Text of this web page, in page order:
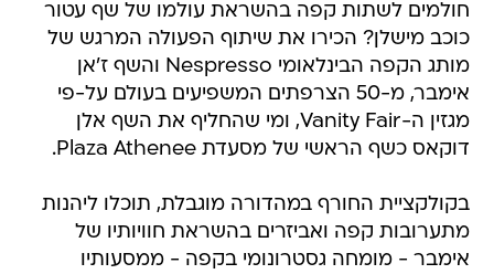
חולמים לשתות קפה בהשראת עולמו של שף עטור
כוכב מישלן? הכירו את שיתוף הפעולה המרגש של
מותג הקפה הבינלאומי Nespresso והשף ז'אן
אימבר, מ-50 הצרפתים המשפיעים בעולם על-פי
מגזין ה-Vanity Fair, ומי שהחליף את השף אלן
דוקאס כשף הראשי של מסעדת Plaza Athenee.
בקולקציית החורף במהדורה מוגבלת, תוכלו ליהנות
מתערובות קפה ואביזרים בהשראת חוויותיו של
אימבר - מומחה גסטרונומי בקפה - ממסעותיו